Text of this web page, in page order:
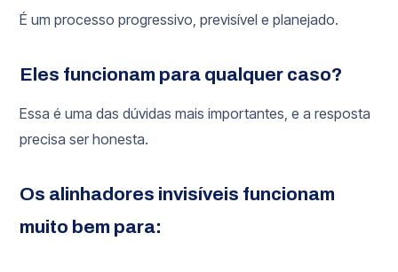
É um processo progressivo, previsível e planejado.
Eles funcionam para qualquer caso?
Essa é uma das dúvidas mais importantes, e a resposta
precisa ser honesta.
Os alinhadores invisíveis funcionam
muito bem para: